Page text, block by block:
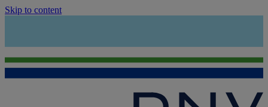
Skip to content